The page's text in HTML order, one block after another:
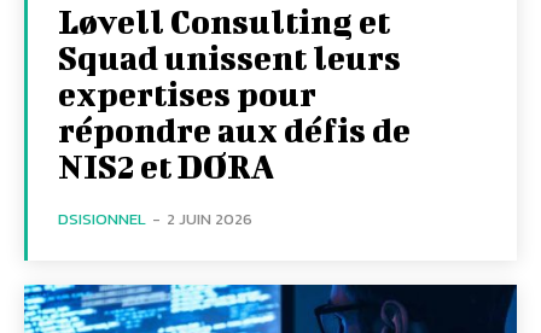
Løvell Consulting et
Squad unissent leurs
expertises pour
répondre aux défis de
NIS2 et DORA
DSISIONNEL - 2 JUIN 2026